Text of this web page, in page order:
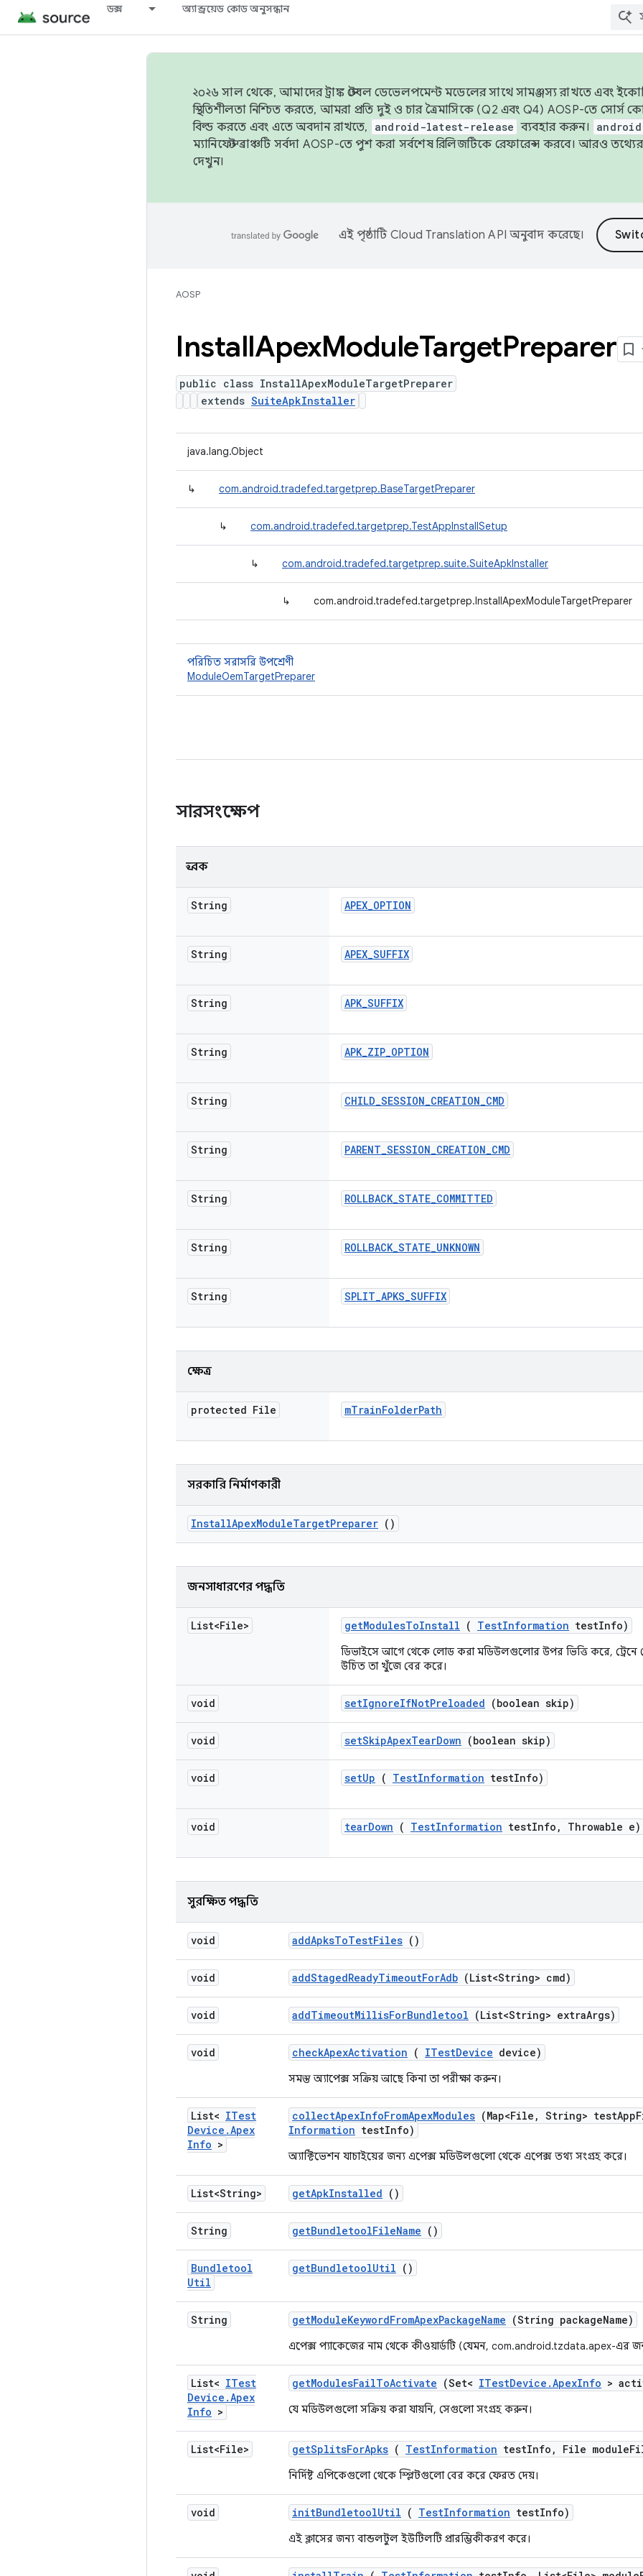
ডক্স অ্যান্ড্রয়েড কোড অনুসন্ধান
২০২৬ সাল থেকে, আমাদের ট্রাঙ্ক স্টেবল ডেভেলপমেন্ট মডেলের সাথে সামঞ্জস্য রাখতে এবং
স্থিতিশীলতা নিশ্চিত করতে, আমরা প্রতি দুই ও চার ত্রৈমাসিকে (Q2 এবং Q4) AOSP-তে সোর্স
বিল্ড করতে এবং এতে অবদান রাখতে,
android-latest-release ব্যবহার করুন।
ম্যানিফেস্ট ব্রাঞ্চটি সর্বদা AOSP-তে পুশ করা সর্বশেষ রিলিজটিকে রেফারেন্স করবে। আরও
দেখুন।
এই পৃষ্ঠাটি Cloud Translation API অনুবাদ করেছে।
AOSP
InstallApexModuleTargetPreparer
public class InstallApexModuleTargetPreparer
extends SuiteApkInstaller
java.lang.Object
↳ com.android.tradefed.targetprep.BaseTargetPreparer
↳ com.android.tradefed.targetprep.TestAppInstallSetup
↳ com.android.tradefed.targetprep.suite.SuiteApkInstaller
↳ com.android.tradefed.targetprep.InstallApexModuleTargetPreparer
পরিচিত সরাসরি উপশ্রেণী
ModuleOemTargetPreparer
সারসংক্ষেপ
ধ্রুবক
String APEX_OPTION
String APEX_SUFFIX
String APK_SUFFIX
String APK_ZIP_OPTION
String CHILD_SESSION_CREATION_CMD
String PARENT_SESSION_CREATION_CMD
String ROLLBACK_STATE_COMMITTED
String ROLLBACK_STATE_UNKNOWN
String SPLIT_APKS_SUFFIX
ক্ষেত্র
protected File mTrainFolderPath
সরকারি নির্মাণকারী
InstallApexModuleTargetPreparer ()
জনসাধারণের পদ্ধতি
List<File> getModulesToInstall ( TestInformation testInfo)
ডিভাইসে আগে থেকে লোড করা মডিউলগুলোর উপর ভিত্তি করে,
উচিত তা খুঁজে বের করে।
void setIgnoreIfNotPreloaded (boolean skip)
void setSkipApexTearDown (boolean skip)
void setUp ( TestInformation testInfo)
void tearDown ( TestInformation testInfo , Throwable e)
সুরক্ষিত পদ্ধতি
void addApksToTestFiles ()
void addStagedReadyTimeoutForAdb (List<String> cmd)
void addTimeoutMillisForBundletool (List<String> extraArgs)
void checkApexActivation ( ITestDevice device)
সমস্ত অ্যাপেক্স সক্রিয় আছে কিনা তা পরীক্ষা করুন।
List< ITest
Device .Apex
Info >
collectApexInfoFromApexModules (Map<File , String> testApp
Information testInfo)
অ্যাক্টিভেশন যাচাইয়ের জন্য এপেক্স মডিউলগুলো থেকে এপেক্স তথ্য সংগ্রহ করে।
List<String> getApkInstalled ()
String getBundletoolFileName ()
Bundletool
Util
getBundletoolUtil ()
String getModuleKeywordFromApexPackageName (String packageName)
এপেক্স প্যাকেজের নাম থেকে কীওয়ার্ডটি (যেমন, com.android.tzdata.apex-এর
List< ITest
Device .Apex
Info >
getModulesFailToActivate (Set< ITestDevice .ApexInfo >
যে মডিউলগুলো সক্রিয় করা যায়নি, সেগুলো সংগ্রহ করুন।
List<File> getSplitsForApks ( TestInformation testInfo , File module
নির্দিষ্ট এপিকেগুলো থেকে স্প্লিটগুলো বের করে ফেরত দেয়।
void initBundletoolUtil ( TestInformation testInfo)
এই ক্লাসের জন্য বান্ডলটুল ইউটিলটি প্রারম্ভিকীকরণ করে।